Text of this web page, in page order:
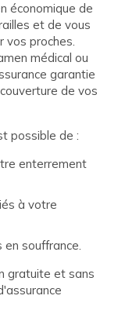
économique de
et de vous
vos proches.
médical ou
garantie
de vos
possible de :
enterrement
à votre
souffrance.
gratuite et sans